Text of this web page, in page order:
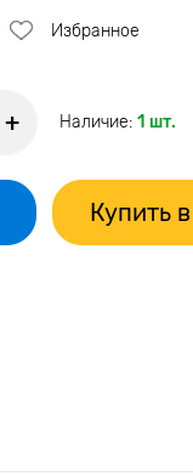
Избранное
+ Наличие: 1 шт.
Купить